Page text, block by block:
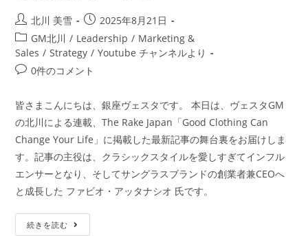
北川 美雪
2025年8月21日
GM北川 / Leadership / Marketing &
Sales / Strategy / Youtube チャンネルより
0件のコメント
皆さまこんにちは、銀座ヴェスタです。 本日は、ヴェスタGM
の北川による連載、The Rake Japan「Good Clothing Can
Change Your Life」に掲載した最新記事の舞台裏をお届けしま
す。記事の主役は、クラシックスタイルを愛しすぎてインフル
エンサーとなり、そしてサングラスブランドの創業者兼CEOへ
と成長した ファビオ・アッタナシオ 氏です。
続きを読む